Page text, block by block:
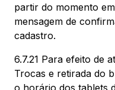
partir do momento
mensagem de
cadastro.
6.7.21 Para efeito de
Trocas e retirada do